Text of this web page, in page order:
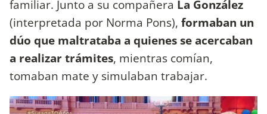
familiar. Junto a su compañera La González
(interpretada por Norma Pons), formaban un
dúo que maltrataba a quienes se acercaban
a realizar trámites, mientras comían,
tomaban mate y simulaban trabajar.